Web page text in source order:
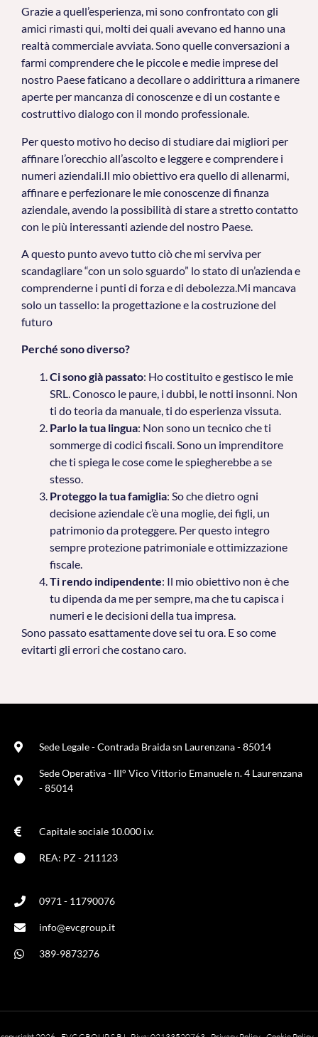
Grazie a quell’esperienza, mi sono confrontato con gli
amici rimasti qui, molti dei quali avevano ed hanno una
realtà commerciale avviata. Sono quelle conversazioni a
farmi comprendere che le piccole e medie imprese del
nostro Paese faticano a decollare o addirittura a rimanere
aperte per mancanza di conoscenze e di un costante e
costruttivo dialogo con il mondo professionale.
Per questo motivo ho deciso di studiare dai migliori per
affinare l’orecchio all’ascolto e leggere e comprendere i
numeri aziendali.Il mio obiettivo era quello di allenarmi,
affinare e perfezionare le mie conoscenze di finanza
aziendale, avendo la possibilità di stare a stretto contatto
con le più interessanti aziende del nostro Paese.
A questo punto avevo tutto ciò che mi serviva per
scandagliare “con un solo sguardo” lo stato di un’azienda e
comprenderne i punti di forza e di debolezza.Mi mancava
solo un tassello: la progettazione e la costruzione del
futuro
Perché sono diverso?
Ci sono già passato: Ho costituito e gestisco le mie
SRL. Conosco le paure, i dubbi, le notti insonni. Non
ti do teoria da manuale, ti do esperienza vissuta.
Parlo la tua lingua: Non sono un tecnico che ti
sommerge di codici fiscali. Sono un imprenditore
che ti spiega le cose come le spiegherebbe a se
stesso.
Proteggo la tua famiglia: So che dietro ogni
decisione aziendale c’è una moglie, dei figli, un
patrimonio da proteggere. Per questo integro
sempre protezione patrimoniale e ottimizzazione
fiscale.
Ti rendo indipendente: Il mio obiettivo non è che
tu dipenda da me per sempre, ma che tu capisca i
numeri e le decisioni della tua impresa.
Sono passato esattamente dove sei tu ora. E so come
evitarti gli errori che costano caro.
Sede Legale - Contrada Braida sn Laurenzana - 85014
Sede Operativa - III° Vico Vittorio Emanuele n. 4 Laurenzana
- 85014
Capitale sociale 10.000 i.v.
REA: PZ - 211123
0971 - 11790076
info@evcgroup.it
389-9873276